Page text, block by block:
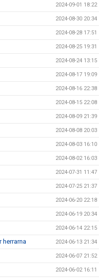
2024-09-01 18:22
2024-08-30 20:34
2024-08-28 17:51
2024-08-25 19:31
2024-08-24 13:15
2024-08-17 19:09
2024-08-16 22:38
2024-08-15 22:08
2024-08-09 21:39
2024-08-08 20:03
2024-08-03 16:10
2024-08-02 16:03
2024-07-31 11:47
2024-07-25 21:37
2024-06-20 22:18
2024-06-19 20:34
2024-06-14 22:15
herrarna 2024-06-13 21:34
2024-06-07 21:52
2024-06-02 16:11